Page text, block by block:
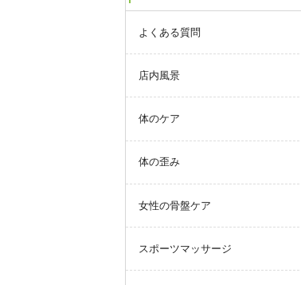
よくある質問
店内風景
体のケア
体の歪み
女性の骨盤ケア
スポーツマッサージ